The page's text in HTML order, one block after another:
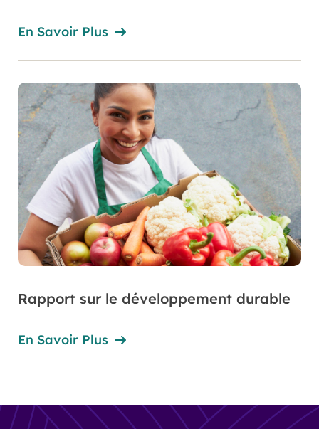
En Savoir Plus
Rapport sur le développement durable
En Savoir Plus